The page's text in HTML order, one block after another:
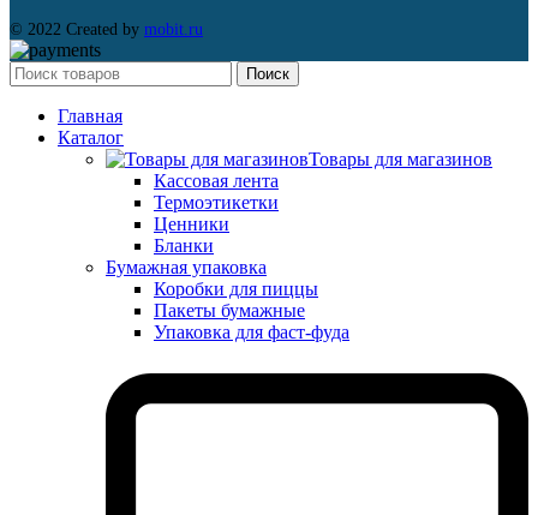
© 2022 Created by mobit.ru
Поиск
Главная
Каталог
Товары для магазинов
Кассовая лента
Термоэтикетки
Ценники
Бланки
Бумажная упаковка
Коробки для пиццы
Пакеты бумажные
Упаковка для фаст-фуда